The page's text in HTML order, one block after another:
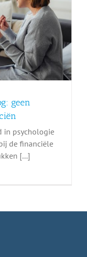
geen
in psychologie
de financiële
[...]